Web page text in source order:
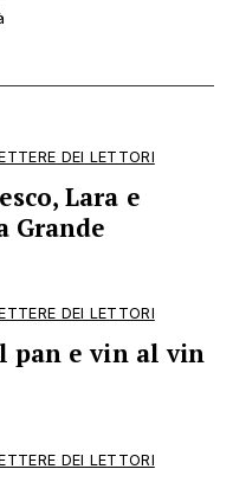
DEI LETTORI
Lara e
Grande
DEI LETTORI
pan e vin al vin
DEI LETTORI